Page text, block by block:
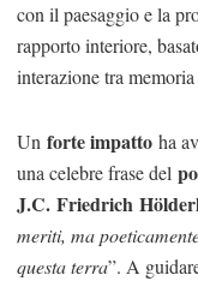
con il paesaggio e la
rapporto interiore,
interazione tra memoria
Un forte impatto ha
una celebre frase del
J.C. Friedrich
meriti, ma
questa terra”. A